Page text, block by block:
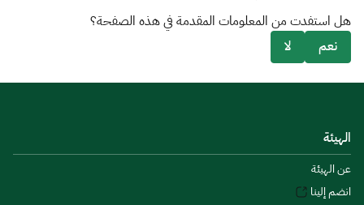
هل استفدت من المعلومات المقدمة في هذه الصفحة؟
نعم
لا
الهيئة
عن الهيئة
انضم إلينا